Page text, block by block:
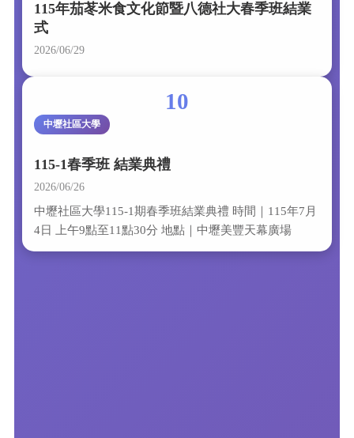
115年茄苳米食文化節暨八德社大春季班結業
式
2026/06/29
10
中壢社區大學
115-1春季班 結業典禮
2026/06/26
中壢社區大學115-1期春季班結業典禮 時間｜115年7月
4日 上午9點至11點30分 地點｜中壢美豐天幕廣場